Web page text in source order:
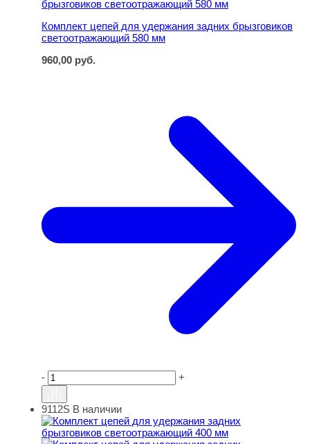
Комплект цепей для удержания задних брызговиков
светоотражающий 580 мм
960,00 руб.
- +
Комплект цепей для удержания задних брызговиков
9112S В наличии